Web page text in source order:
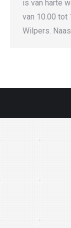
is van harte
van 10.00 tot
Wilpers.